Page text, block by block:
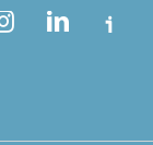
InstagramLinkedIn
Ivoox